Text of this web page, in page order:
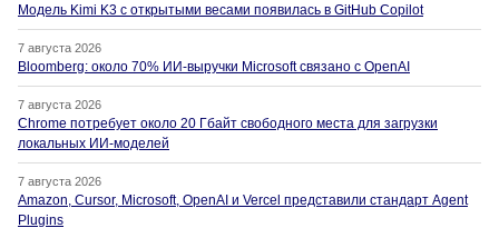
Модель Kimi K3 с открытыми весами появилась в GitHub Copilot
7 августа 2026
Bloomberg: около 70% ИИ-выручки Microsoft связано с OpenAI
7 августа 2026
Chrome потребует около 20 Гбайт свободного места для загрузки
локальных ИИ-моделей
7 августа 2026
Amazon, Cursor, Microsoft, OpenAI и Vercel представили стандарт Agent
Plugins